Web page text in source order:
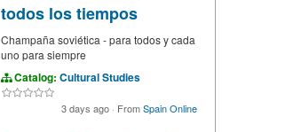
todos los tiempos
Champaña soviética - para todos y cada
uno para siempre
Catalog: Cultural Studies
3 days ago · FromSpain Online